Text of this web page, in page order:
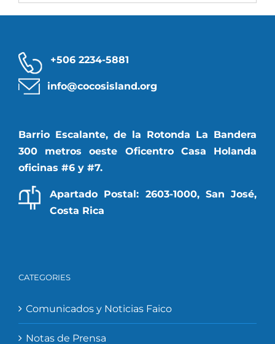
+506 2234-5881
info@cocosisland.org
Barrio Escalante, de la Rotonda La Bandera
300 metros oeste Oficentro Casa Holanda
oficinas #6 y #7.
Apartado Postal: 2603-1000, San José,
Costa Rica
CATEGORIES
Comunicados y Noticias Faico
Notas de Prensa